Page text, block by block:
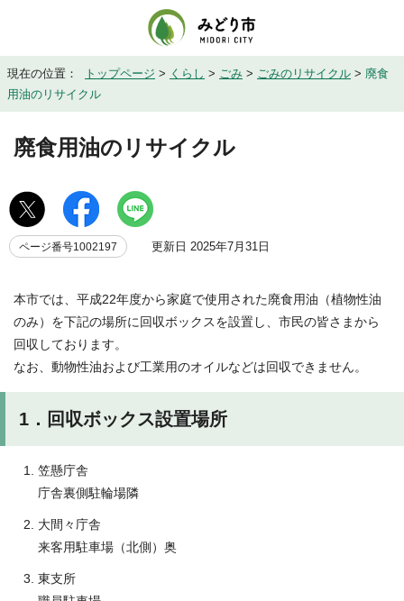
現在の位置： トップページ > くらし > ごみ > ごみのリサイクル > 廃食
用油のリサイクル
廃食用油のリサイクル
ページ番号1002197 更新日 2025年7月31日
本市では、平成22年度から家庭で使用された廃食用油（植物性油
のみ）を下記の場所に回収ボックスを設置し、市民の皆さまから
回収しております。
なお、動物性油および工業用のオイルなどは回収できません。
1．回収ボックス設置場所
笠懸庁舎
庁舎裏側駐輪場隣
大間々庁舎
来客用駐車場（北側）奥
東支所